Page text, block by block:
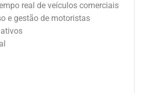
real de veículos comerciais
e gestão de motoristas